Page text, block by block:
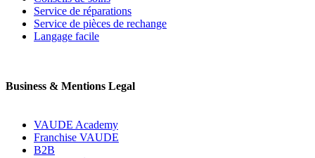
Service de réparations
Service de pièces de rechange
Langage facile
Business & Mentions Legal
VAUDE Academy
Franchise VAUDE
B2B